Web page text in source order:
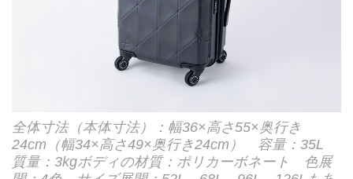
全体寸法（本体寸法）：幅36×高さ55×奥行き
24cm（幅34×高さ49×奥行き24cm） 容量：35L
質量：3kgボディの材質：ポリカーボネート 色展